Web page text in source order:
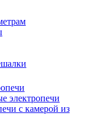
электропечи
с камерой из